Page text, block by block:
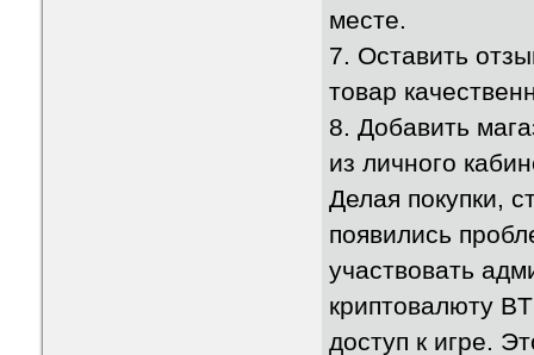
месте.
7. Оставить
товар
8. Добавить
из личного
Делая покупки,
появились
участвовать
криптовалюту
доступ к игре.